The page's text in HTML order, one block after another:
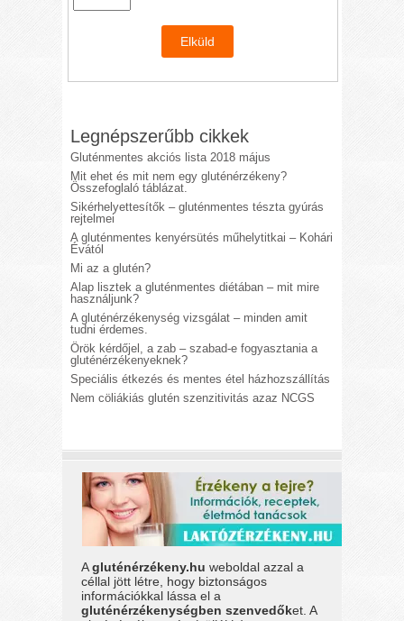
Legnépszerűbb cikkek
Gluténmentes akciós lista 2018 május
Mit ehet és mit nem egy gluténérzékeny?
Összefoglaló táblázat.
Sikérhelyettesítők – gluténmentes tészta gyúrás
rejtelmei
A gluténmentes kenyérsütés műhelytitkai – Kohári
Évától
Mi az a glutén?
Alap lisztek a gluténmentes diétában – mit mire
használjunk?
A gluténérzékenység vizsgálat – minden amit
tudni érdemes.
Örök kérdőjel, a zab – szabad-e fogyasztania a
gluténérzékenyeknek?
Speciális étkezés és mentes étel házhozszállítás
Nem cöliákiás glutén szenzitivitás azaz NCGS
Agluténérzékeny.hu weboldal azzal a
céllal jött létre, hogy biztonságos
információkkal lássa el a
gluténérzékenységben szenvedőket. A